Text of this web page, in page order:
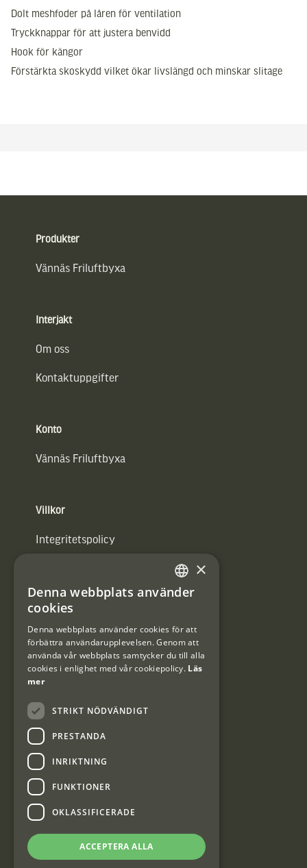
Dolt meshfoder på låren för ventilation
Tryckknappar för att justera benvidd
Hook för kängor
Förstärkta skoskydd vilket ökar livslängd och minskar slitage
Produkter
Vännäs Friluftbyxa
Interjakt
Om oss
Kontaktuppgifter
Konto
Vännäs Friluftbyxa
Villkor
Integritetspolicy
#Interjaktfamily
Kundklubb
Information om kundklubben.
Interjakt Sweden AB, Årjäng
SWEDISH
×
Denna webbplats använder
cookies
Denna webbplats använder cookies för att
förbättra användarupplevelsen. Genom att
använda vår webbplats samtycker du till alla
cookies i enlighet med vår cookiepolicy. Läs
mer
STRIKT NÖDVÄNDIGT
PRESTANDA
INRIKTNING
FUNKTIONER
OKLASSIFICERADE
ACCEPTERA ALLA